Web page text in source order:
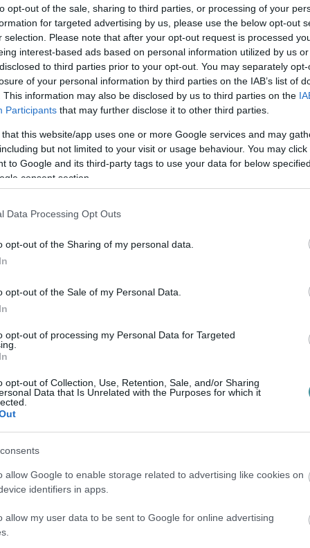
opt-out of the sale, sharing to third parties, or processing of your
for targeted advertising by us, please use the below opt-out
selection. Please note that after your opt-out request is processed
interest-based ads based on personal information utilized by us
to third parties prior to your opt-out. You may separately
of your personal information by third parties on the IAB’s list of
This information may also be disclosed by us to third parties on the
Participants that may further disclose it to other third parties.
that this website/app uses one or more Google services and may
but not limited to your visit or usage behaviour. You may
to Google and its third-party tags to use your data for below
consent section.
Data Processing Opt Outs
opt-out of the Sharing of my personal data.
opt-out of the Sale of my Personal Data.
opt-out of processing my Personal Data for Targeted
opt-out of Collection, Use, Retention, Sale, and/or Sharing
Data that Is Unrelated with the Purposes for which it
allow Google to enable storage related to advertising like cookies on
identifiers in apps.
allow my user data to be sent to Google for online advertising
emelkedett ki, amelyet Szécsi különösen
szoros döntő tükrében. A női felnőtt
köztük Tomori Gréta, Urbin Zsófi vagy
ad okot.
kezd beérni az elmúlt évek tudatos
nevelnek, miközben a gyermek-
eredményeket értek el.
hogy több tehetséges egri pólós
értékelte. Bár a szezon előtt a
úgy igazolni, ahogy szerettek volna,
stabilan bejutott a felsőházba.
is végezhettek volna.
szólt. A leköszönő elnök szerint 2014
körzetben Eger maradt az
póló hanyatlásával egyre több játékos
a klub regionális szerepét.
sportfinanszírozás jövője. Szécsi külön
rendszerben folytatódik az állami
az egész magyar sportot érinti. Ennek
erősebb helyzetből kezdheti meg,
helyért harcolhat.